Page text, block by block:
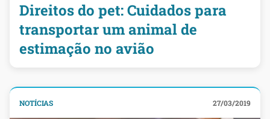
Direitos do pet: Cuidados para
transportar um animal de
estimação no avião
NOTÍCIAS 27/03/2019